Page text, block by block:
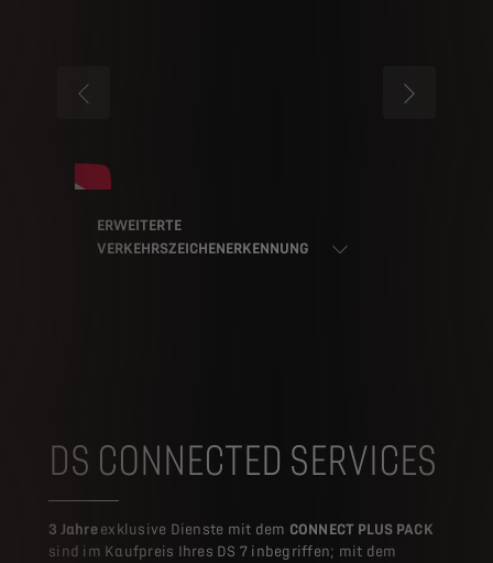
VORHER
ERWEITERTE
VERKEHRSZEICHENERKENNUNG
WEITER
DS CONNECTED SERVICES
3 Jahre exklusive Dienste mit dem CONNECT PLUS PACK
sind im Kaufpreis Ihres DS 7 inbegriffen; mit dem